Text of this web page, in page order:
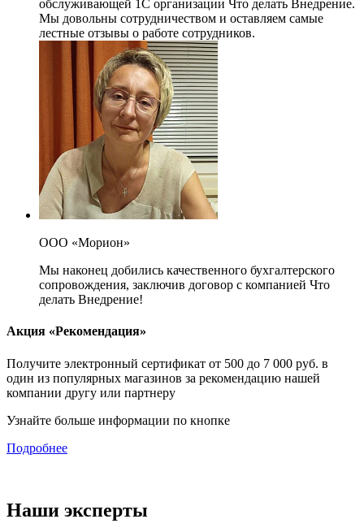
обслуживающей 1С организации Что делать Внедрение.
Мы довольны сотрудничеством и оставляем самые
лестные отзывы о работе сотрудников.
ООО «Морион»
Мы наконец добились качественного бухгалтерского
сопровождения, заключив договор с компанией Что
делать Внедрение!
Акция «Рекомендация»
Получите электронный сертификат от 500 до 7 000 руб. в
один из популярных магазинов за рекомендацию нашей
компании другу или партнеру
Узнайте больше информации по кнопке
Подробнее
Наши эксперты